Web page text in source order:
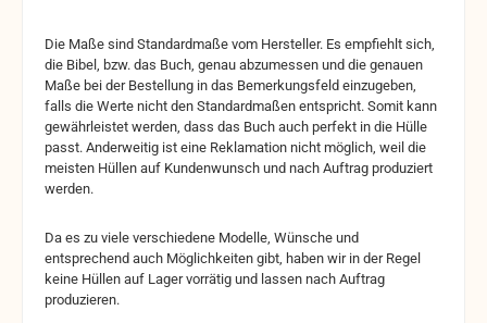
Die Maße sind Standardmaße vom Hersteller. Es empfiehlt sich,
die Bibel, bzw. das Buch, genau abzumessen und die genauen
Maße bei der Bestellung in das Bemerkungsfeld einzugeben,
falls die Werte nicht den Standardmaßen entspricht. Somit kann
gewährleistet werden, dass das Buch auch perfekt in die Hülle
passt. Anderweitig ist eine Reklamation nicht möglich, weil die
meisten Hüllen auf Kundenwunsch und nach Auftrag produziert
werden.
Da es zu viele verschiedene Modelle, Wünsche und
entsprechend auch Möglichkeiten gibt, haben wir in der Regel
keine Hüllen auf Lager vorrätig und lassen nach Auftrag
produzieren.